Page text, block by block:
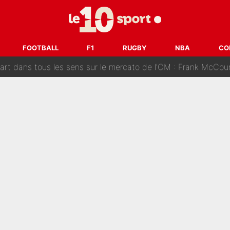
FOOTBALL F1 RUGBY NBA
que Zinedine Zidane a accepté dans son entourage : «Je
à Zinedine Zidane en équipe de France : «Je n'aurais
dans tous les sens sur le mercato de l'OM : Frank McCourt va